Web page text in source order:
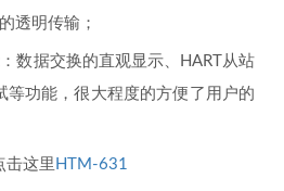
透明传输；
数据交换的直观显示、HART从站
等功能，很大程度的方便了用户的
击这里 HTM-631